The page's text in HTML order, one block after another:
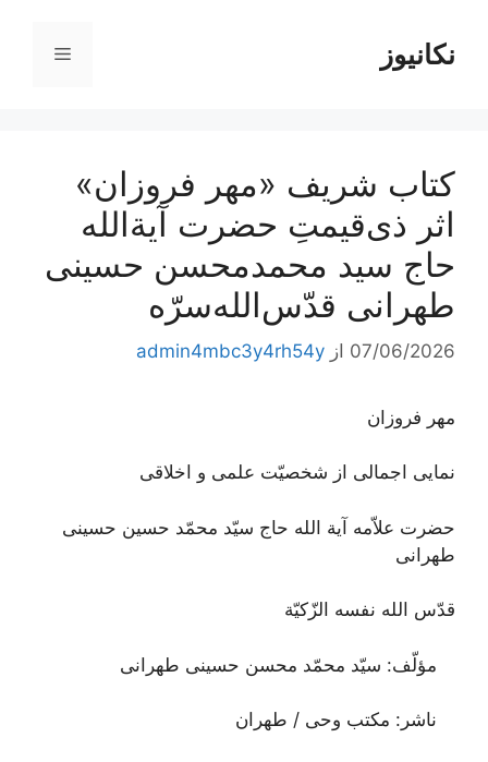
محتوانکانیوز فهرست
کتاب شریف «مهر فروزان»
اثر ذی‌قیمتِ حضرت آیة‌الله
حاج سید محمدمحسن حسینی
طهرانی قدّس‌الله‌سرّه
07/06/2026 از admin4mbc3y4rh54y
مهر فروزان
نمایی اجمالی از شخصیّت علمی و اخلاقی
حضرت علاّمه آیة الله حاج سیّد محمّد حسین حسینی
طهرانی
قدّس الله نفسه الزّکیّة
مؤلّف: سیّد محمّد محسن حسینی طهرانی
ناشر: مکتب وحی / طهران